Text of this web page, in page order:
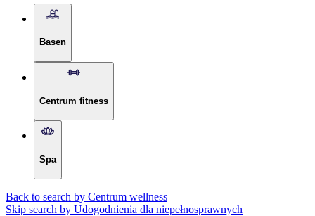
Basen
Centrum fitness
Spa
Back to search by Centrum wellness
Skip search by Udogodnienia dla niepełnosprawnych